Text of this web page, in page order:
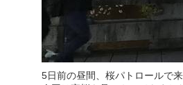
5日前の昼間、桜パトロールで